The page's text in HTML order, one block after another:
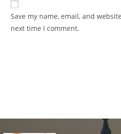
Save my name, email, and
next time I comment.